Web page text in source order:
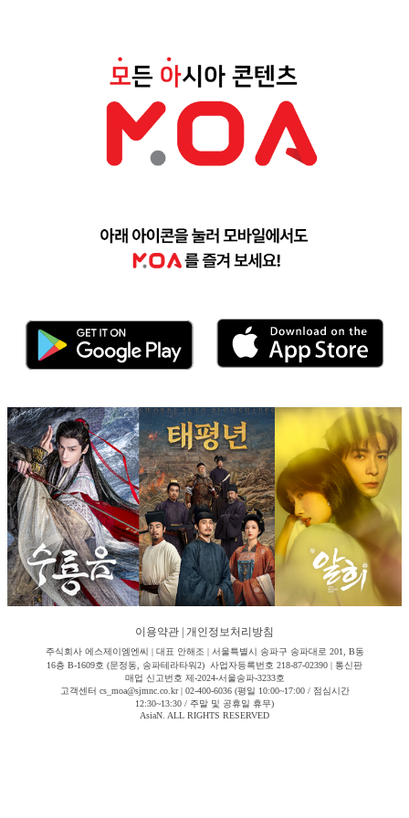
이용약관 개인정보처리방침
주식회사 에스제이엠엔씨 | 대표 안해조 | 서울특별시 송파구 송파대로 201, B동
16층 B-1609호 (문정동, 송파테라타워2) 사업자등록번호 218-87-02390 | 통신판
매업 신고번호 제-2024-서울송파-3233호
고객센터 cs_moa@sjmnc.co.kr | 02-400-6036 (평일 10:00~17:00 / 점심시간
12:30~13:30 / 주말 및 공휴일 휴무)
AsiaN. ALL RIGHTS RESERVED